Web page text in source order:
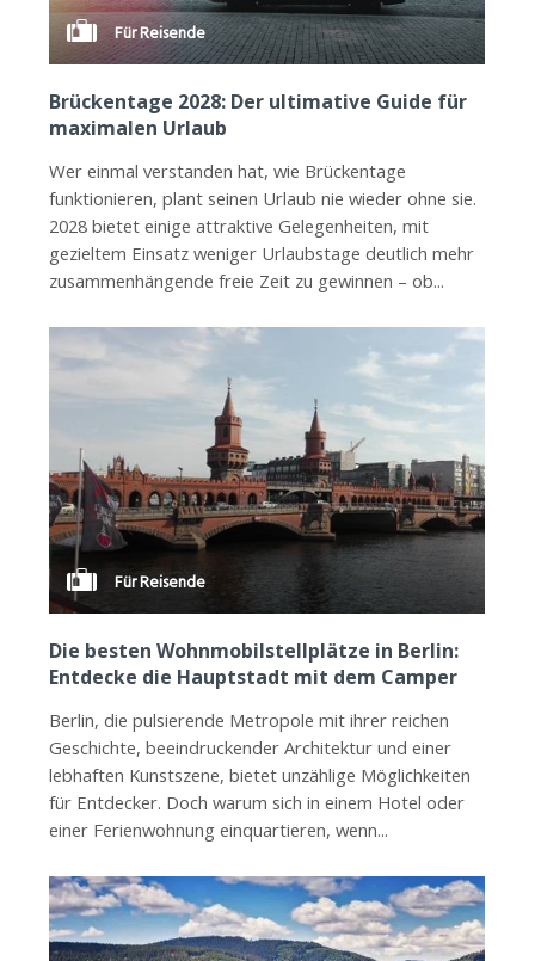
Für Reisende
Brückentage 2028: Der ultimative Guide für
maximalen Urlaub
Wer einmal verstanden hat, wie Brückentage
funktionieren, plant seinen Urlaub nie wieder ohne sie.
2028 bietet einige attraktive Gelegenheiten, mit
gezieltem Einsatz weniger Urlaubstage deutlich mehr
zusammenhängende freie Zeit zu gewinnen – ob...
Für Reisende
Die besten Wohnmobilstellplätze in Berlin:
Entdecke die Hauptstadt mit dem Camper
Berlin, die pulsierende Metropole mit ihrer reichen
Geschichte, beeindruckender Architektur und einer
lebhaften Kunstszene, bietet unzählige Möglichkeiten
für Entdecker. Doch warum sich in einem Hotel oder
einer Ferienwohnung einquartieren, wenn...